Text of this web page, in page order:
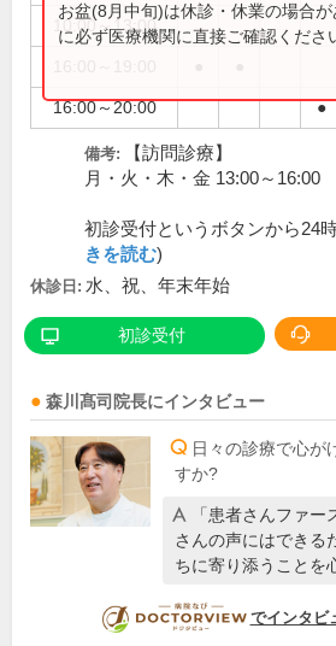
10:00～13:00
16:00～20:00 ●
お盆(8月中旬)は休診・休業の場合
に必ず医療機関に直接ご確認くださ
備考:
【訪問診療】
月・火・木・金 13:00～16:00
初診受付というボタンから24
きを読む)
休診日: 水、祝、年末年始
初診受付
森川髙司 院長にインタビュー
日々の診療で心が
すか?
「患者さんファ
さんの声にはできる
ちに寄り添うことを
でインタビ